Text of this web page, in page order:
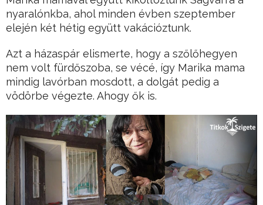
nyaralónkba, ahol minden évben szeptember
elején két hétig együtt vakációztunk.
Azt a házaspár elismerte, hogy a szőlőhegyen
nem volt fürdőszoba, se vécé, így Marika mama
mindig lavórban mosdott, a dolgát pedig a
vödörbe végezte. Ahogy ők is.